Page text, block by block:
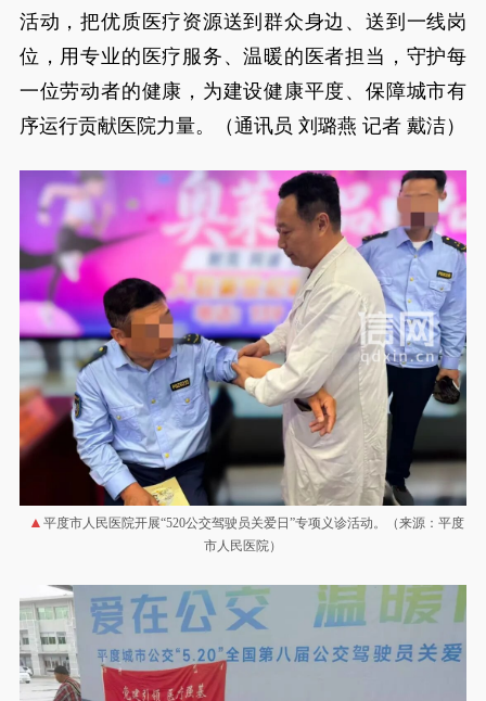
活动，把优质医疗资源送到群众身边、送到一线岗
位，用专业的医疗服务、温暖的医者担当，守护每
一位劳动者的健康，为建设健康平度、保障城市有
序运行贡献医院力量。（通讯员 刘璐燕 记者 戴洁）
平度市人民医院开展“520公交驾驶员关爱日”专项义诊活动。（来源：平度
市人民医院）